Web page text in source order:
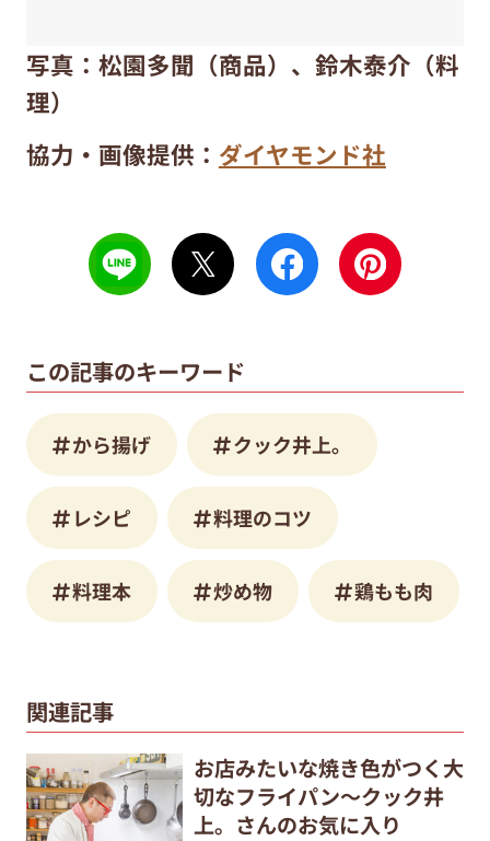
写真：松園多聞（商品）、鈴木泰介（料
理）
協力・画像提供： ダイヤモンド社
この記事のキーワード
から揚げ クック井上。
レシピ 料理のコツ
料理本 炒め物 鶏もも肉
関連記事
お店みたいな焼き色がつく大
切なフライパン～クック井
上。さんのお気に入り